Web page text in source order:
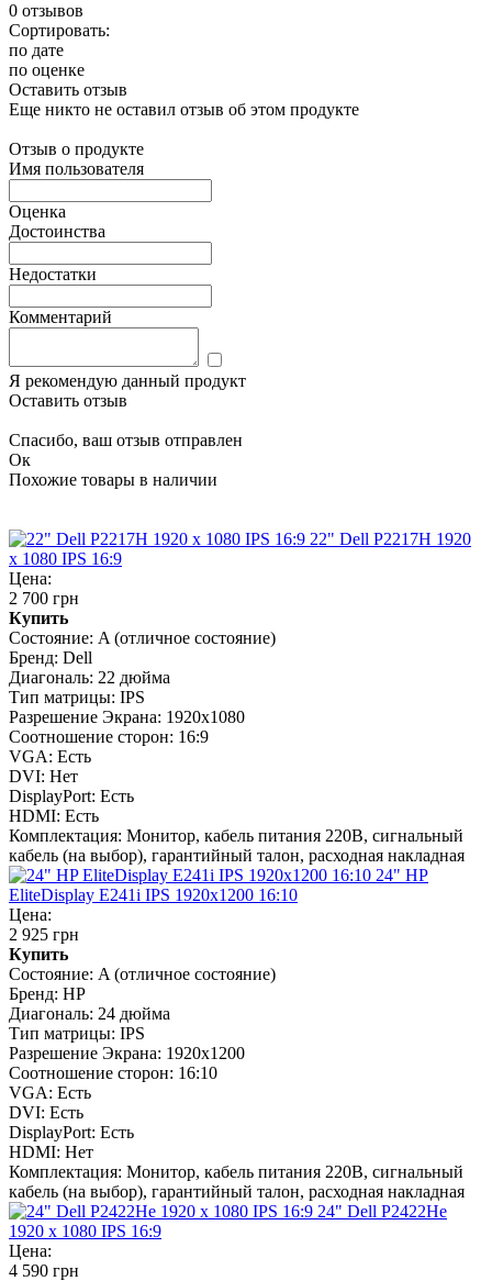
0 отзывов
Сортировать:
по дате
по оценке
Оставить отзыв
Еще никто не оставил отзыв об этом продукте
Отзыв о продукте
Имя пользователя
Оценка
Достоинства
Недостатки
Комментарий
Я рекомендую данный продукт
Оставить отзыв
Спасибо, ваш отзыв отправлен
Ок
Похожие товары в наличии
22" Dell P2217H 1920
x 1080 IPS 16:9
Цена:
2 700 грн
Купить
Состояние: A (отличное состояние)
Бренд: Dell
Диагональ: 22 дюйма
Тип матрицы: IPS
Разрешение Экрана: 1920x1080
Соотношение сторон: 16:9
VGA: Есть
DVI: Нет
DisplayPort: Есть
HDMI: Есть
Комплектация: Монитор, кабель питания 220В, сигнальный
кабель (на выбор), гарантийный талон, расходная накладная
24" HP
EliteDisplay E241i IPS 1920x1200 16:10
Цена:
2 925 грн
Купить
Состояние: A (отличное состояние)
Бренд: HP
Диагональ: 24 дюйма
Тип матрицы: IPS
Разрешение Экрана: 1920x1200
Соотношение сторон: 16:10
VGA: Есть
DVI: Есть
DisplayPort: Есть
HDMI: Нет
Комплектация: Монитор, кабель питания 220В, сигнальный
кабель (на выбор), гарантийный талон, расходная накладная
24" Dell P2422He
1920 x 1080 IPS 16:9
Цена:
4 590 грн